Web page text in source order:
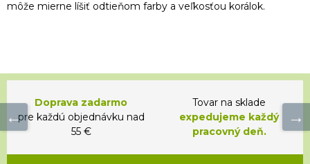
môže mierne líšiť odtieňom farby a veľkosťou korálok.
Doprava zadarmo
pre každú objednávku nad
55 €
Tovar na sklade
expedujeme každý
pracovný deň.